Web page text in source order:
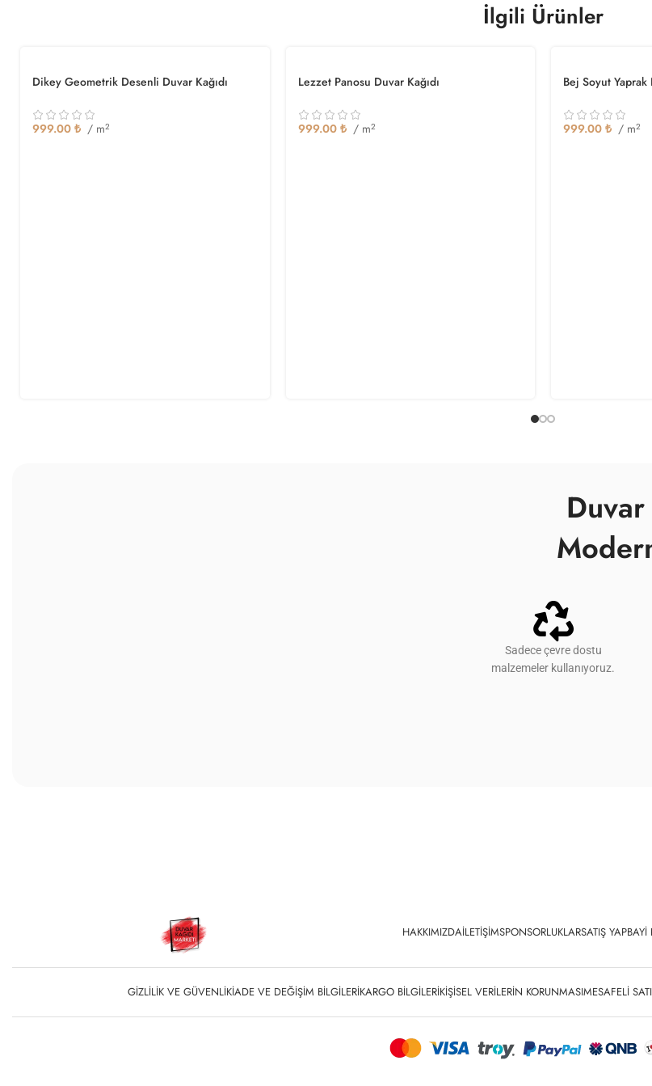
İlgili Ürünler
Dikey Geometrik Desenli Duvar Kağıdı
999.00 ₺ / m2
Lezzet Panosu Duvar Kağıdı
999.00 ₺ / m2
Bej Soyut Yaprak
999.00 ₺ / m2
Duvar
Sadece çevre dostu
malzemeler kullanıyoruz.
HAKKIMIZDAİLETIŞIMSPONSORLUKLARSATIŞ YAPBAYI
GIZLILIK VE GÜVENLIKİADE VE DEĞIŞIM BILGILERIKARGO BILGILERIKIŞISEL VERILERIN KORUNMASIMESAFELI